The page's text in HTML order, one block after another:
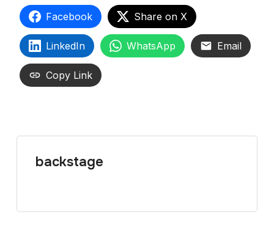
Facebook Share on X
LinkedIn WhatsApp Email
Copy Link
backstage